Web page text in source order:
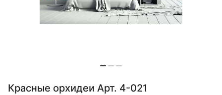
Красные орхидеи Арт. 4-021